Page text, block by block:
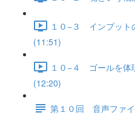
１０−３ インプット
(11:51)
１０−４ ゴールを体
(12:20)
第１０回 音声ファイ